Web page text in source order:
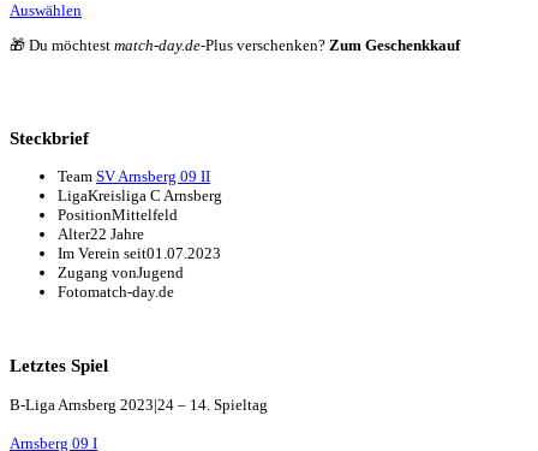
Auswählen
🎁 Du möchtest match-day.de-Plus verschenken? Zum Geschenkkauf
Steckbrief
Team SV Arnsberg 09 II
LigaKreisliga C Arnsberg
PositionMittelfeld
Alter22 Jahre
Im Verein seit01.07.2023
Zugang vonJugend
Fotomatch-day.de
Letztes Spiel
B-Liga Arnsberg 2023|24 – 14. Spieltag
Arnsberg 09 I